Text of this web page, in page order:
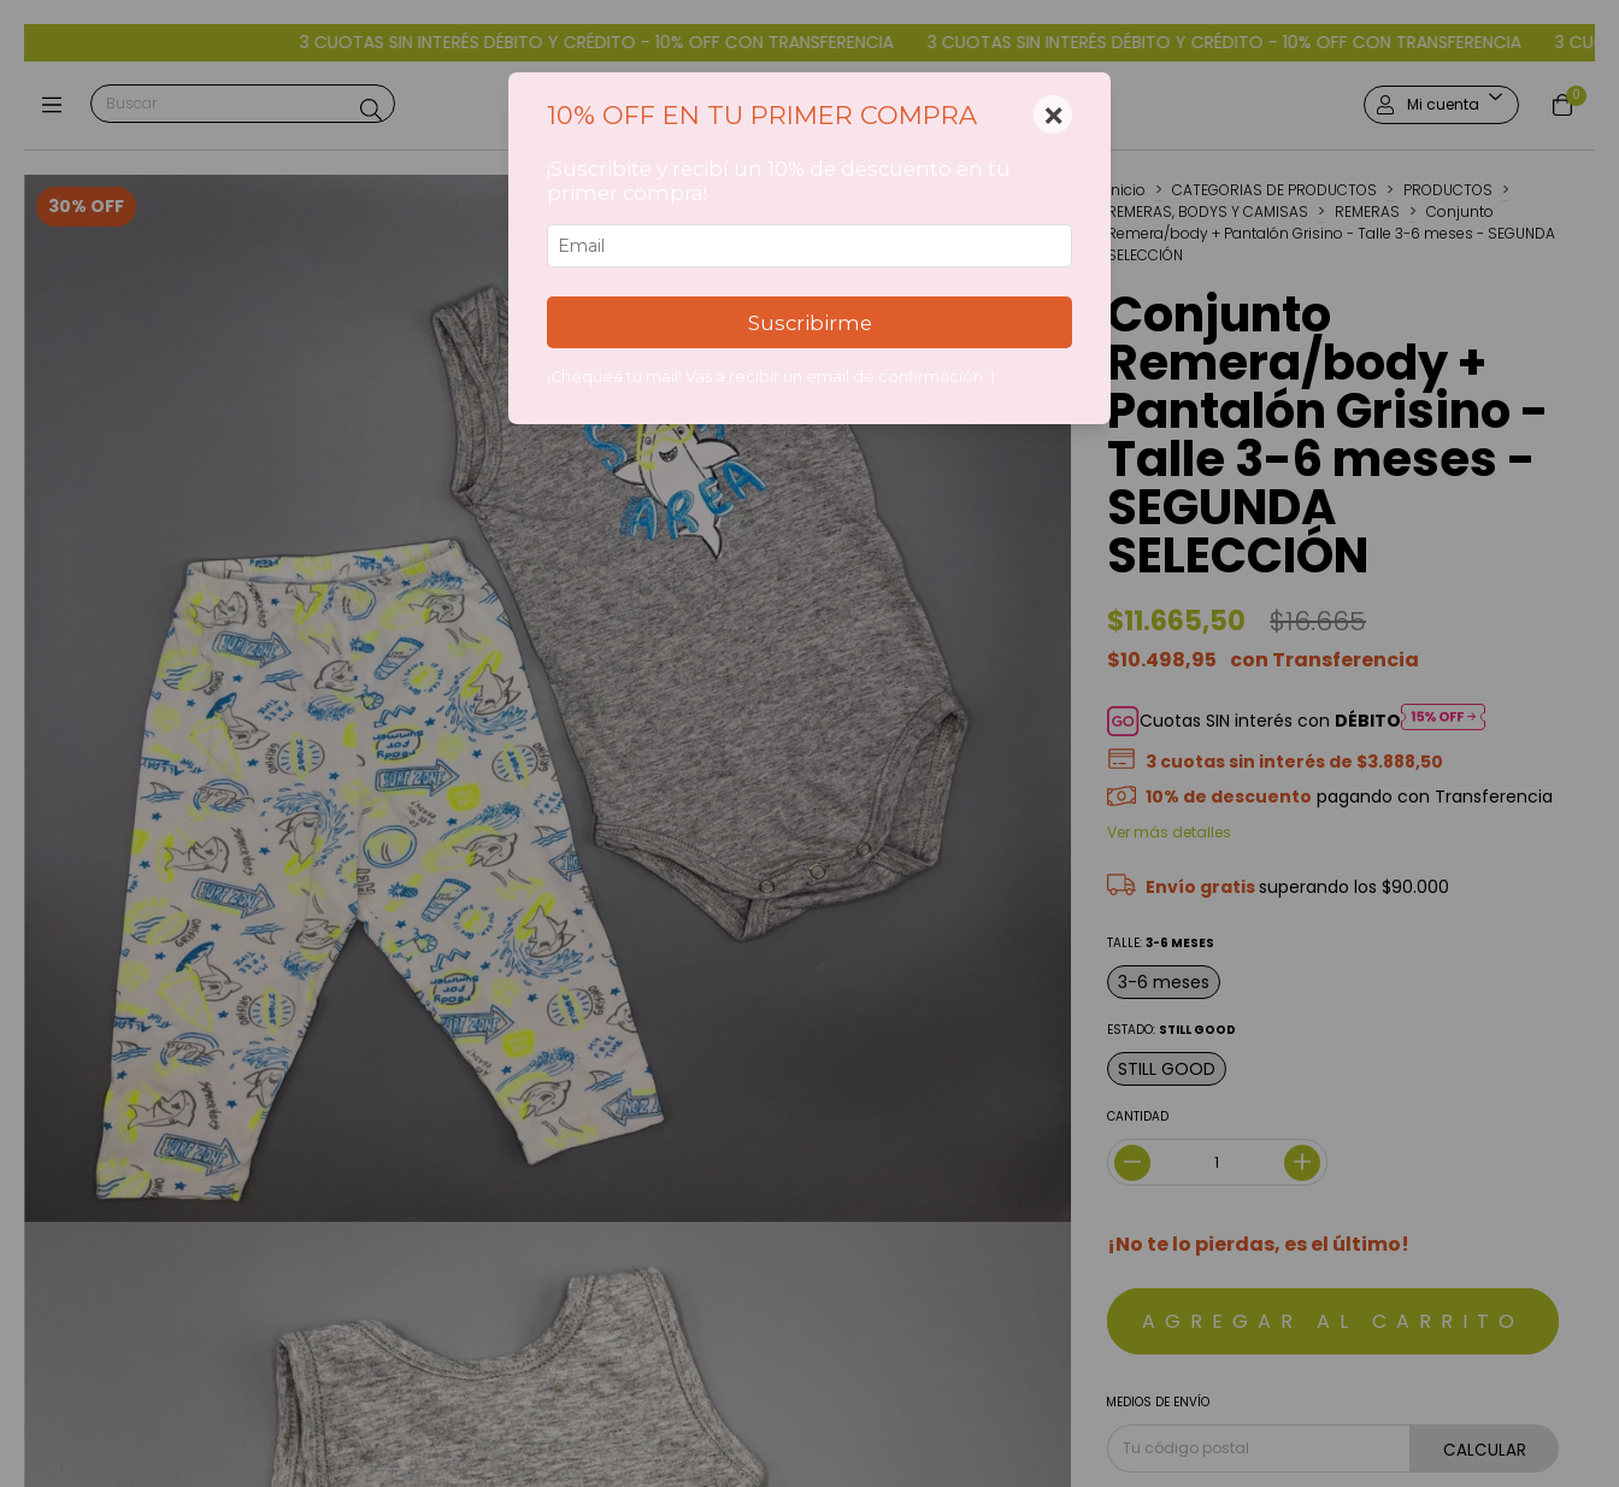
3 CUOTAS SIN INTERÉS DÉBITO Y CRÉDITO - 10% OFF CON TRANSFERENCIA 3 CUOTAS SIN INTERÉS DÉBITO Y CRÉDITO - 10% OFF CON TRANSFERENCIA 3 CUOTAS SIN INTERÉS DÉBITO Y
Mi cuenta 0
30% OFF
Inicio > CATEGORIAS DE PRODUCTOS > PRODUCTOS >
REMERAS, BODYS Y CAMISAS > REMERAS > Conjunto
Remera/body + Pantalón Grisino - Talle 3-6 meses - SEGUNDA
SELECCIÓN
Conjunto
Remera/body +
Pantalón Grisino -
Talle 3-6 meses -
SEGUNDA
SELECCIÓN
$11.665,50 $16.665
$10.498,95
Cuotas SIN interés con DÉBITO
3 cuotas sin interés de $3.888,50
10% de descuento pagando con Transferencia
Ver más detalles
Envío gratissuperando los $90.000
TALLE:3-6 MESES
3-6 meses
ESTADO: STILL GOOD
STILL GOOD
CANTIDAD
¡No te lo pierdas, es el último!
MEDIOS DE ENVÍO
CALCULAR
10% OFF EN TU PRIMER COMPRA ×
¡Suscribite y recibí un 10% de descuento en tu
primer compra!
Suscribirme
¡Chequeá tu mail! Vas a recibir un email de confirmación :)